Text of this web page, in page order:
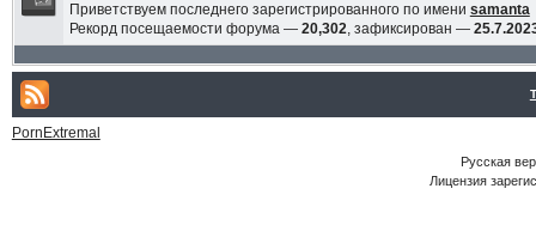
Приветствуем последнего зарегистрированного по имени samanta
Рекорд посещаемости форума — 20,302, зафиксирован —
PornExtremal
Русская
Лицензия